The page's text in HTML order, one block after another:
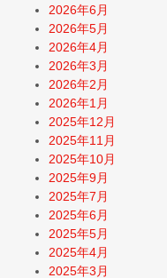
2026年6月
2026年5月
2026年4月
2026年3月
2026年2月
2026年1月
2025年12月
2025年11月
2025年10月
2025年9月
2025年7月
2025年6月
2025年5月
2025年4月
2025年3月